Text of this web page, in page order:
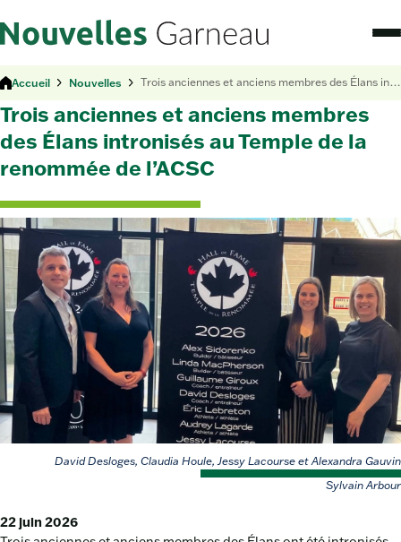
Accueil Nouvelles Trois anciennes et anciens membres des Élans intronisés au Temple de la renommée de l’ACSC
Trois anciennes et anciens membres
des Élans intronisés au Temple de la
renommée de l’ACSC
David Desloges, Claudia Houle, Jessy Lacourse et Alexandra Gauvin
Sylvain Arbour
22 juin 2026